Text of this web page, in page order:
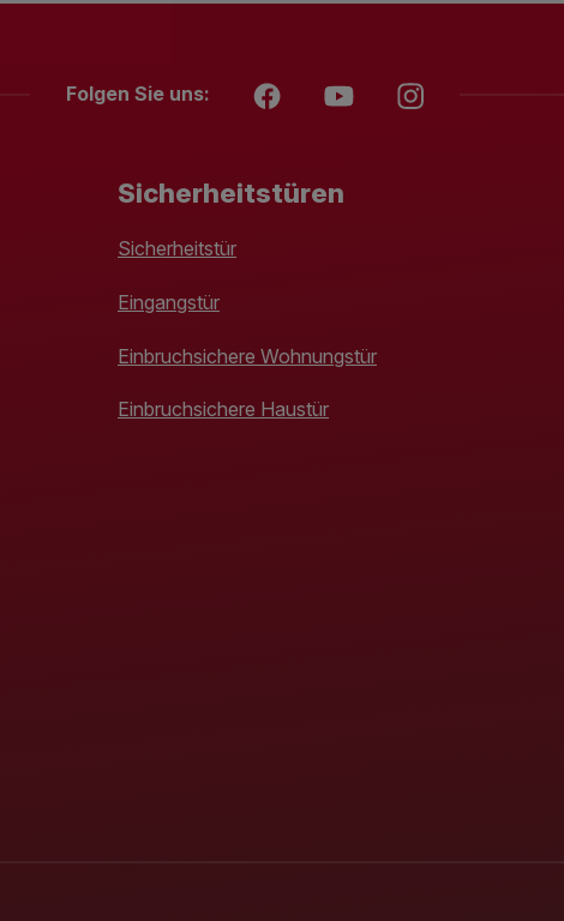
Folgen Sie uns:
Sicherheitstüren
Sicherheitstür
Eingangstür
Einbruchsichere Wohnungstür
Einbruchsichere Haustür